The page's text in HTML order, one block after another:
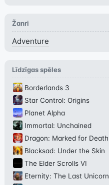
Žanri
Adventure
Līdzīgas spēles
Borderlands 3
Star Control: Origins
Planet Alpha
Immortal: Unchained
Dragon: Marked for Death
Blacksad: Under the Skin
The Elder Scrolls VI
Eternity: The Last Unicorn